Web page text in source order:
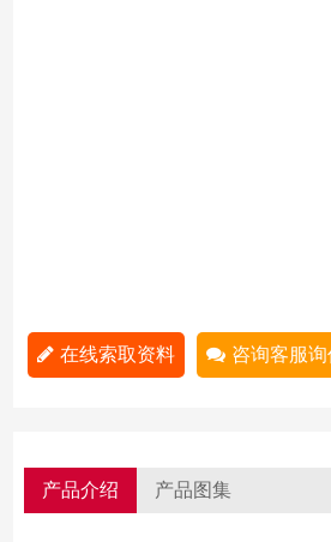
在线索取资料 咨询客服询
产品介绍 产品图集